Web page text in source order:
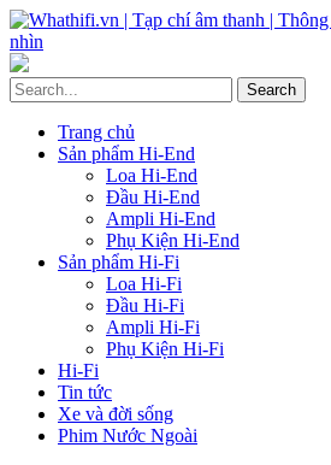
Trang chủ
Sản phẩm Hi-End
Loa Hi-End
Đầu Hi-End
Ampli Hi-End
Phụ Kiện Hi-End
Sản phẩm Hi-Fi
Loa Hi-Fi
Đầu Hi-Fi
Ampli Hi-Fi
Phụ Kiện Hi-Fi
Hi-Fi
Tin tức
Xe và đời sống
Phim Nước Ngoài